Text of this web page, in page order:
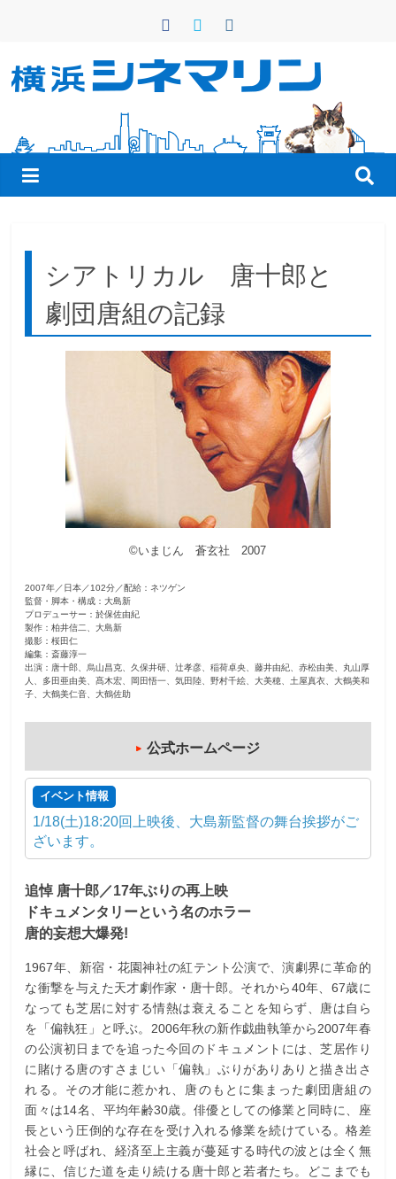
ン
横
浜
シ
ネ
マ
リ
街
で
シアトリカル 唐十郎と
劇団唐組の記録
©いまじん 蒼玄社 2007
2007年／日本／102分／配給：ネツゲン
監督・脚本・構成：大島新
プロデューサー：於保佐由紀
製作：柏井信二、大島新
撮影：桜田仁
編集：斎藤淳一
出演：唐十郎、烏山昌克、久保井研、辻孝彦、稲荷卓央、藤井由紀、赤松由美、丸山厚
人、多田亜由美、髙木宏、岡田悟一、気田陸、野村千絵、大美穂、土屋真衣、大鶴美和
子、大鶴美仁音、大鶴佐助
公式ホームページ
イベント情報
1/18(土)18:20回上映後、大島新監督の舞台挨拶がご
ざいます。
追悼 唐十郎／17年ぶりの再上映
ドキュメンタリーという名のホラー
唐的妄想大爆発!
1967年、新宿・花園神社の紅テント公演で、演劇界に革命的
な衝撃を与えた天才劇作家・唐十郎。それから40年、67歳に
なっても芝居に対する情熱は衰えることを知らず、唐は自ら
を「偏執狂」と呼ぶ。2006年秋の新作戯曲執筆から2007年春
の公演初日までを追った今回のドキュメントには、芝居作り
に賭ける唐のすさまじい「偏執」ぶりがありありと描き出さ
れる。その才能に惹かれ、唐のもとに集まった劇団唐組の
面々は14名、平均年齢30歳。俳優としての修業と同時に、座
長という圧倒的な存在を受け入れる修業を続けている。格差
社会と呼ばれ、経済至上主義が蔓延する時代の波とは全く無
縁に、信じた道を走り続ける唐十郎と若者たち。どこまでも